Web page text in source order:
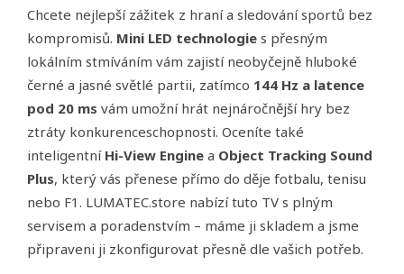
Chcete nejlepší zážitek z hraní a sledování sportů bez
kompromisů. Mini LED technologie s přesným
lokálním stmíváním vám zajistí neobyčejně hluboké
černé a jasné světlé partii, zatímco 144 Hz a latence
pod 20 ms vám umožní hrát nejnáročnější hry bez
ztráty konkurenceschopnosti. Oceníte také
inteligentní Hi-View Engine a Object Tracking Sound
Plus, který vás přenese přímo do děje fotbalu, tenisu
nebo F1. LUMATEC.store nabízí tuto TV s plným
servisem a poradenstvím – máme ji skladem a jsme
připraveni ji zkonfigurovat přesně dle vašich potřeb.